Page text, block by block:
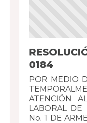
0184
POR MEDIO
ATENCIÓN
LABORAL DE
No. 1 DE